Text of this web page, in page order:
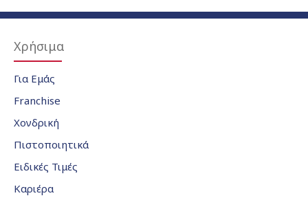
Χρήσιμα
Για Εμάς
Franchise
Χονδρική
Πιστοποιητικά
Ειδικές Τιμές
Καριέρα